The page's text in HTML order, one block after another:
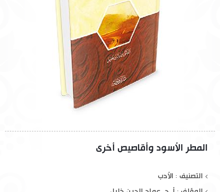
المطر الأسود وأقاصيص أخرى
التصنيف : الأدب